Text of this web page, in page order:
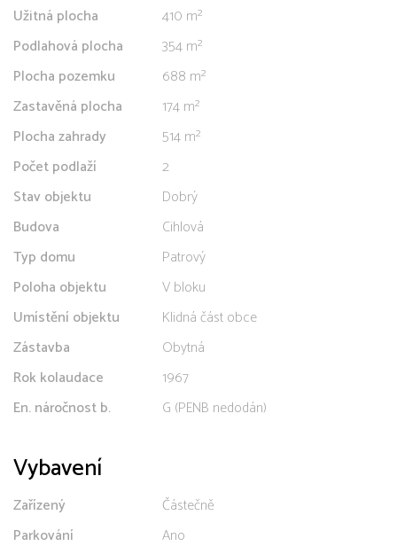
Užitná plocha
410 m²
Podlahová plocha
354 m²
Plocha pozemku
688 m²
Zastavěná plocha
174 m²
Plocha zahrady
514 m²
Počet podlaží
2
Stav objektu
Dobrý
Budova
Cihlová
Typ domu
Patrový
Poloha objektu
V bloku
Umístění objektu
Klidná část obce
Zástavba
Obytná
Rok kolaudace
1967
En. náročnost b.
G (PENB nedodán)
Vybavení
Zařízený
Částečně
Parkování
Ano